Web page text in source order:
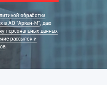
обработки
в АО "Аркан-М", даю
персональных данных
рассылок и
.